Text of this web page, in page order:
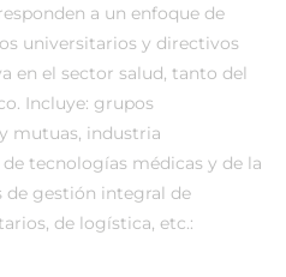
a un enfoque de
universitarios y directivos
en el sector salud, tanto del
Incluye: grupos
mutuas, industria
tecnologías médicas y de la
de gestión integral de
de logística, etc.: